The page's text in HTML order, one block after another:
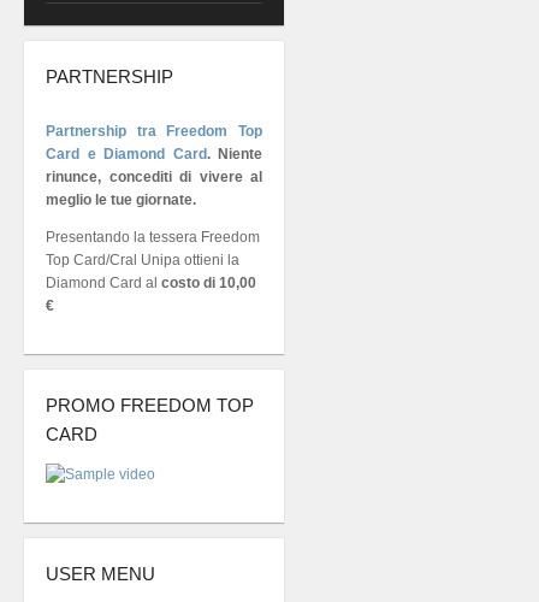
PARTNERSHIP
Partnership tra Freedom Top
Card e Diamond Card. Niente
rinunce, concediti di vivere al
meglio le tue giornate.
Presentando la tessera Freedom
Top Card/Cral Unipa ottieni la
Diamond Card al costo di 10,00
€
PROMO FREEDOM TOP
CARD
USER MENU